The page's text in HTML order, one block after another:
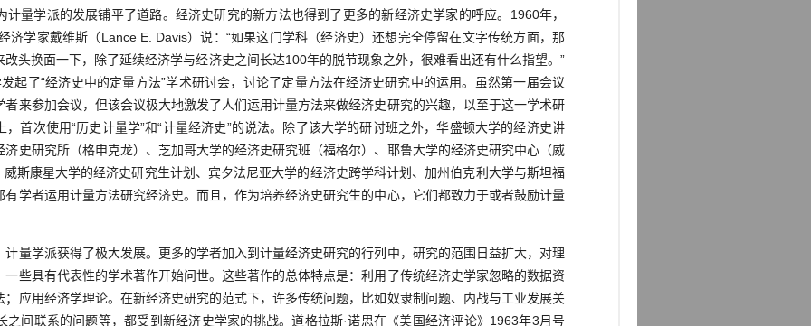
计量学派的发展铺平了道路。经济史研究的新方法也得到了更多的新经济史学家的呼应。1960年，
济学家戴维斯（Lance E. Davis）说：“如果这门学科（经济史）还想完全停留在文字传统方面，那
头换面一下，除了延续经济学与经济史之间长达100年的脱节现象之外，很难看出还有什么指望。”
起了“经济史中的定量方法”学术研讨会，讨论了定量方法在经济史研究中的运用。虽然第一届会议
来参加会议，但该会议极大地激发了人们运用计量方法来做经济史研究的兴趣，以至于这一学术研
首次使用“历史计量学”和“计量经济史”的说法。除了该大学的研讨班之外，华盛顿大学的经济史讲
史研究所（格申克龙）、芝加哥大学的经济史研究班（福格尔）、耶鲁大学的经济史研究中心（威
斯康星大学的经济史研究生计划、宾夕法尼亚大学的经济史跨学科计划、加州伯克利大学与斯坦福
学者运用计量方法研究经济史。而且，作为培养经济史研究生的中心，它们都致力于或者鼓励计量
学派获得了极大发展。更多的学者加入到计量经济史研究的行列中，研究的范围日益扩大，对理
些具有代表性的学术著作开始问世。这些著作的总体特点是：利用了传统经济史学家忽略的数据资
应用经济学理论。在新经济史研究的范式下，许多传统问题，比如奴隶制问题、内战与工业发展关
之间联系的问题等，都受到新经济史学家的挑战。道格拉斯·诺思在《美国经济评论》1963年3月号